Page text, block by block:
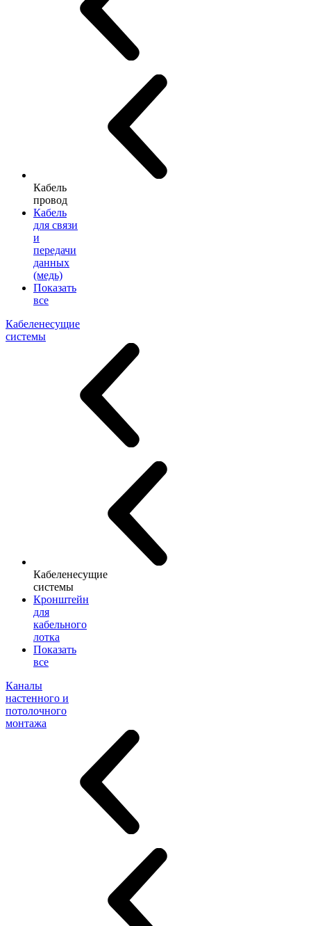
Кабель
провод
Кабель
для связи
и
передачи
данных
(медь)
Показать
все
Кабеленесущие
системы
Кабеленесущие
системы
Кронштейн
для
кабельного
лотка
Показать
все
Каналы
настенного и
потолочного
монтажа